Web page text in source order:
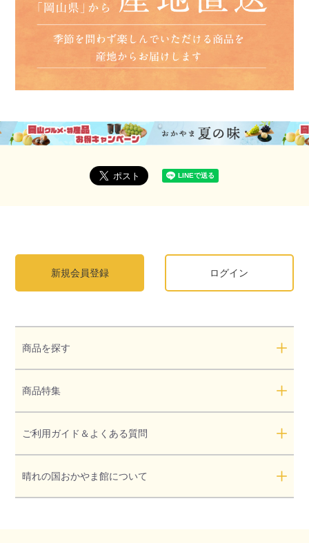
新規会員登録 ログイン
商品を探す
商品特集
ご利用ガイド＆よくある質問
晴れの国おかやま館について